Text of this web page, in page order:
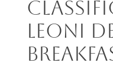
leoni